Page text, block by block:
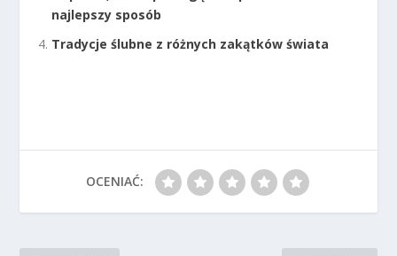
najlepszy sposób
Tradycje ślubne z różnych zakątków świata
OCENIAĆ: